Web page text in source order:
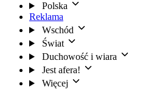
Polska
Reklama
Wschód
Świat
Duchowość i wiara
Jest afera!
Więcej